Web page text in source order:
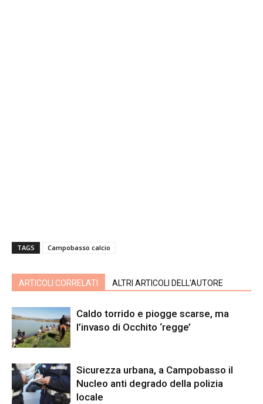
TAGS Campobasso calcio
ARTICOLI CORRELATI ALTRI ARTICOLI DELL'AUTORE
Caldo torrido e piogge scarse, ma
l’invaso di Occhito ‘regge’
Sicurezza urbana, a Campobasso il
Nucleo anti degrado della polizia
locale